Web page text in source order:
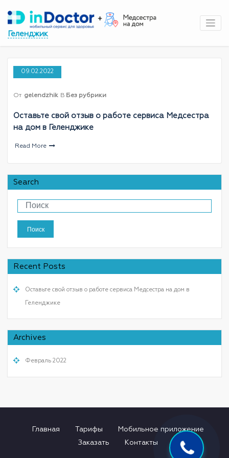
содержимому
Геленджик
09.02.2022
От gelendzhik В Без рубрики
Оставьте свой отзыв о работе сервиса Медсестра
на дом в Геленджике
Read More
Search
Поиск
Recent Posts
Оставьте свой отзыв о работе сервиса Медсестра на дом в
Геленджике
Archives
Февраль 2022
Главная Тарифы
Мобильное приложение
Заказать
Контакты